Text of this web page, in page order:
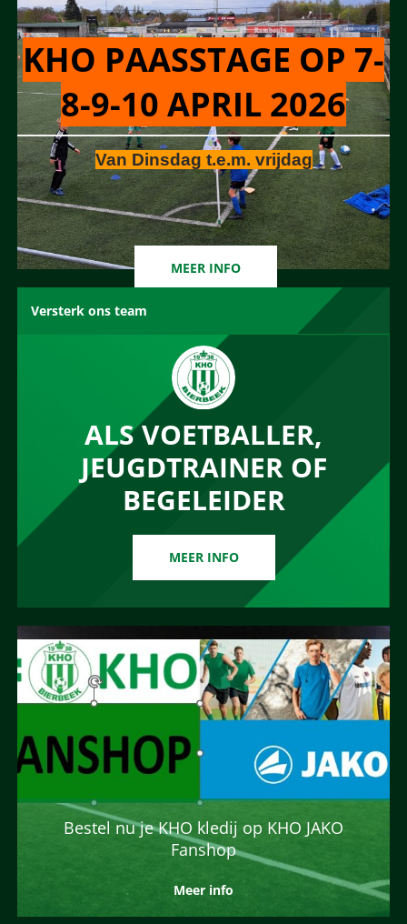
KHO PAASSTAGE OP 7-
8-9-10 APRIL 2026
Van Dinsdag t.e.m. vrijdag
MEER INFO
Versterk ons team
ALS VOETBALLER,
JEUGDTRAINER OF
BEGELEIDER
MEER INFO
Bestel nu je KHO kledij op KHO JAKO
Fanshop
Meer info